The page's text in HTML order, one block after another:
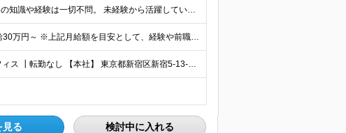
＼未経験・第二新卒歓迎／ ■学歴不問 広告業界の知識や経験は一切不問。 未経験から活躍している先輩が多数在籍中です！ ＜こんな方にオススメです！＞ ◎広告・マーケティングの世界に興味がある ◎自
賞与年2回＋決算賞与あり♪（業績による） 月給30万円～ ※上記月給額を目安として、経験や前職給与などを踏まえ、相談のうえ給与額が変動する可能性がございます。 ※試用期間中は賞与対象外となります。
┃直行直帰OK！ ┃新宿三丁目駅徒歩3分のオフィス ┃転勤なし 【本社】 東京都新宿区新宿5-13-9 太平洋不動産新宿ビル 2F ＼オフィスの雰囲気についてご紹介／ 落ち着いた色味でまとめられた
見る 検討中に入れる